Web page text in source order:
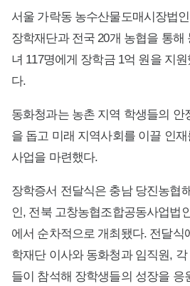
서울 가락동 농수산물도매시장법
장학재단과 전국 20개 농협을 통해
녀 117명에게 장학금 1억 원을 지
다.
동화청과는 농촌 지역 학생들의 안
을 돕고 미래 지역사회를 이끌 인
사업을 마련했다.
장학증서 전달식은 충남 당진농협
인, 전북 고창농협조합공동사업법
에서 순차적으로 개최됐다. 전달식
학재단 이사와 동화청과 임직원,
들이 참석해 장학생들의 성장을 응